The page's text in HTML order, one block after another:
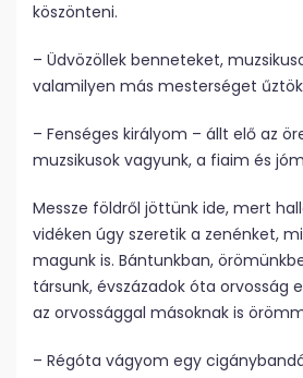
köszönteni.
– Üdvözöllek benneteket,
valamilyen más mesterséget
– Fenséges királyom – állt elő az
muzsikusok vagyunk, a fiaim és
Messze földről jöttünk ide, mert
vidéken úgy szeretik a zenénket,
magunk is. Bántunkban,
társunk, évszázadok óta orvosság
az orvossággal másoknak is
– Régóta vágyom egy